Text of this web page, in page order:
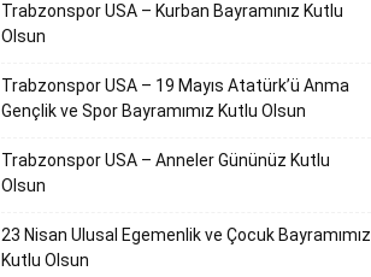
Trabzonspor USA – Kurban Bayramınız Kutlu
Olsun
Trabzonspor USA – 19 Mayıs Atatürk’ü Anma
Gençlik ve Spor Bayramımız Kutlu Olsun
Trabzonspor USA – Anneler Gününüz Kutlu
Olsun
23 Nisan Ulusal Egemenlik ve Çocuk Bayramımız
Kutlu Olsun